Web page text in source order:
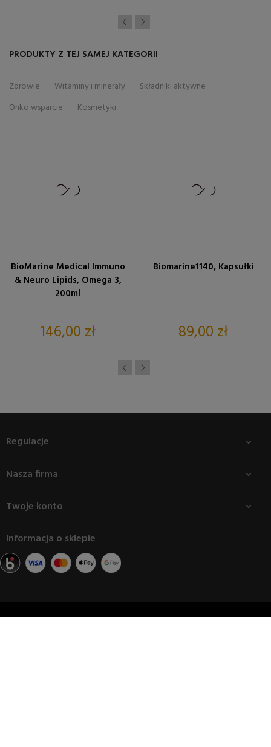
PRODUKTY Z TEJ SAMEJ KATEGORII
Zdrowie Witaminy i minerały
Składniki aktywne
Onko wsparcie
Kosmetyki
BioMarine Medical Immuno
& Neuro Lipids, Omega 3,
200ml
Cena
146,00 zł
Biomarine1140, Kapsułki
Cena
89,00 zł
Regulacje 
Nasza firma 
Twoje konto 
Informacja o sklepie